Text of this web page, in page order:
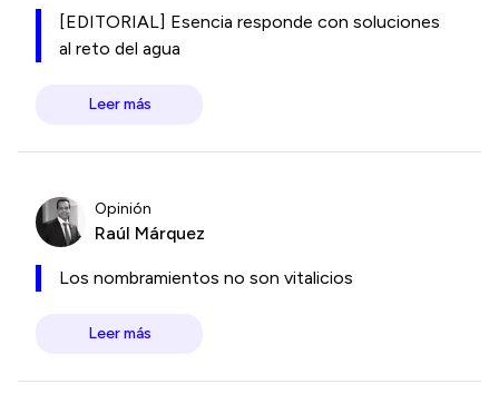
[EDITORIAL] Esencia responde con soluciones
al reto del agua
Leer más
Opinión
Raúl Márquez
Los nombramientos no son vitalicios
Leer más